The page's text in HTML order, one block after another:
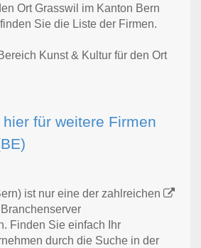
Ort Grasswil im Kanton Bern
Sie die Liste der Firmen.
Kunst & Kultur für den Ort
für weitere Firmen
ist nur eine der zahlreichen
Finden Sie einfach Ihr
durch die Suche in der